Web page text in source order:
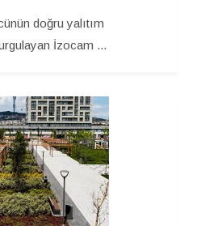
doğru yalıtım
İzocam ...